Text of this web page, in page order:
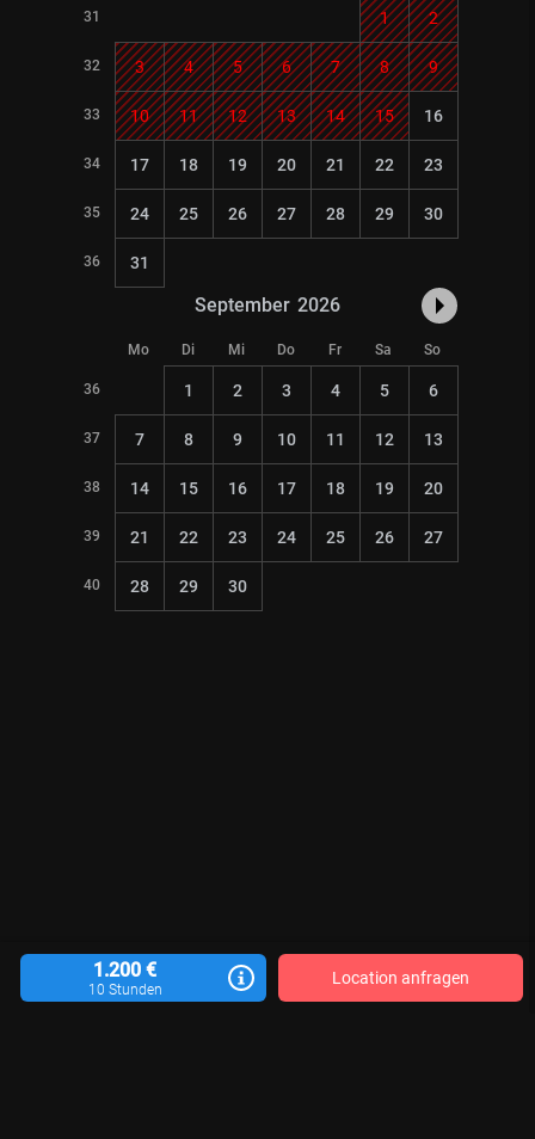
31 1 2
32 3 4 5 6 7 8 9
33 10 11 12 13 14 15 16
34 17 18 19 20 21 22 23
35 24 25 26 27 28 29 30
36 31
September 2026
Mo Di Mi Do Fr Sa So
36 1 2 3 4 5 6
37 7 8 9 10 11 12 13
38 14 15 16 17 18 19 20
39 21 22 23 24 25 26 27
40 28 29 30
1.200 €
10 Stunden
Location anfragen